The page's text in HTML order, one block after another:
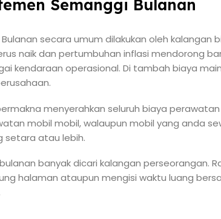
Semanggi Bulanan
secara umum dilakukan oleh kalangan
naik dan pertumbuhan inflasi mendorong
kendaraan operasional. Di tambah biaya
menyerahkan seluruh biaya
mobil mobil, walaupun mobil yang anda
setara atau lebih.
banyak dicari kalangan perseorangan.
halaman ataupun mengisi waktu luang